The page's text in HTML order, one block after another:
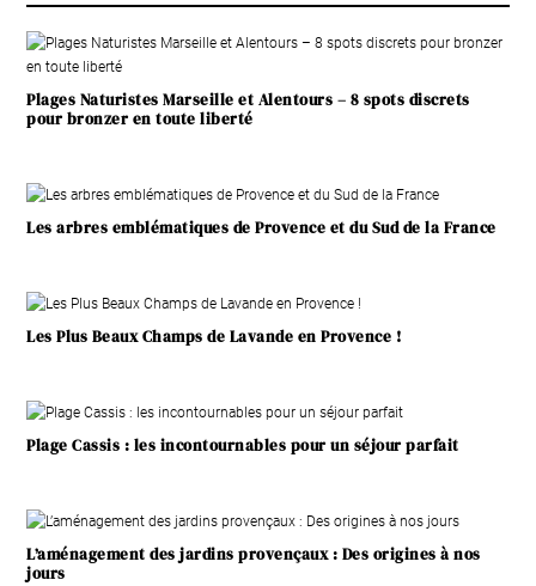
Plages Naturistes Marseille et Alentours – 8 spots discrets
pour bronzer en toute liberté
Les arbres emblématiques de Provence et du Sud de la France
Les Plus Beaux Champs de Lavande en Provence !
Plage Cassis : les incontournables pour un séjour parfait
L’aménagement des jardins provençaux : Des origines à nos
jours